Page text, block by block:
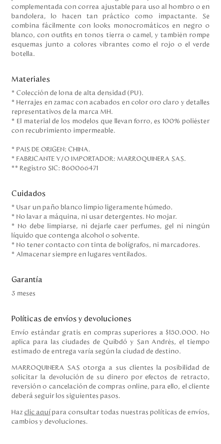
complementada con correa ajustable para uso al hombro o en
bandolera, lo hacen tan práctico como impactante. Se
combina fácilmente con looks monocromáticos en negro o
blanco, con outfits en tonos tierra o camel, y también rompe
esquemas junto a colores vibrantes como el rojo o el verde
botella.
Materiales
* Colección de lona de alta densidad (PU).
* Herrajes en zamac con acabados en color oro claro y detalles
representativos de la marca MH.
* El material de los modelos que llevan forro, es 100% poliéster
con recubrimiento impermeable.
* PAIS DE ORIGEN: CHINA.
* FABRICANTE Y/O IMPORTADOR: MARROQUINERA SAS.
** Registro SIC: 860066471
Cuidados
* Usar un paño blanco limpio ligeramente húmedo.
* No lavar a máquina, ni usar detergentes. No mojar.
* No debe limpiarse, ni dejarle caer perfumes, gel ni ningún
líquido que contenga alcohol o solvente.
* No tener contacto con tinta de bolígrafos, ni marcadores.
* Almacenar siempre en lugares ventilados.
Garantía
3 meses
Políticas de envíos y devoluciones
Envío estándar gratis en compras superiores a $150.000. No
aplica para las ciudades de Quibdó y San Andrés, el tiempo
estimado de entrega varía según la ciudad de destino.
MARROQUINERA SAS otorga a sus clientes la posibilidad de
solicitar la devolución de su dinero por efectos de retracto,
reversión o cancelación de compras online, para ello, el cliente
deberá seguir los siguientes pasos.
Haz clic aquí para consultar todas nuestras políticas de envíos,
cambios y devoluciones.